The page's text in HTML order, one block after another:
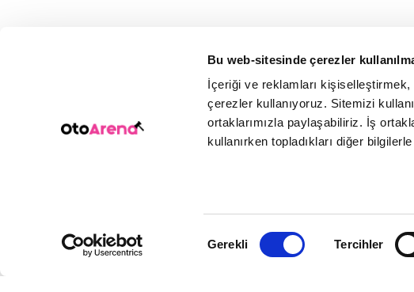
Bu web-sitesinde çerezler
İçeriği ve reklamları
çerezler kullanıyoruz. Sitemizi
ortaklarımızla paylaşabiliriz. İş
kullanırken topladıkları diğer
Gerekli Tercihler